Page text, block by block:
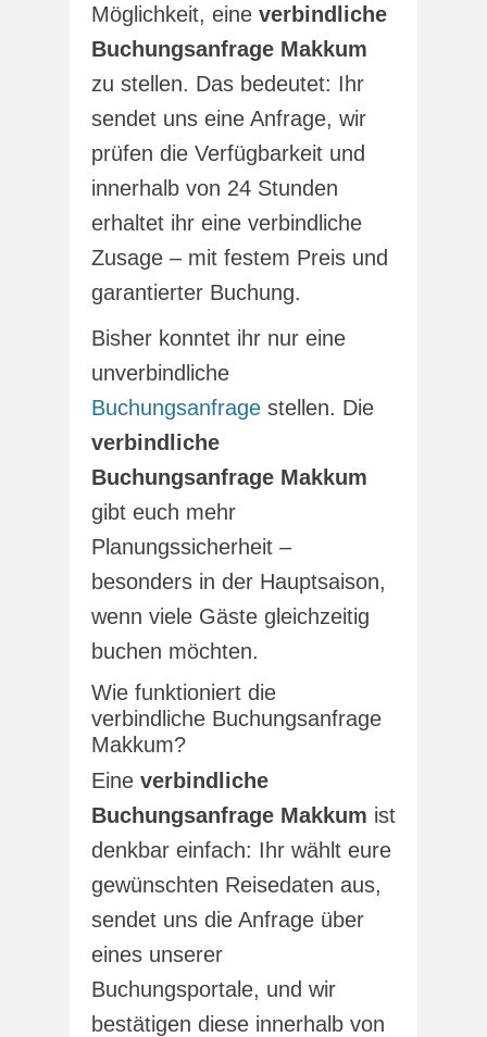
Möglichkeit, eine verbindliche
Buchungsanfrage Makkum
zu stellen. Das bedeutet: Ihr
sendet uns eine Anfrage, wir
prüfen die Verfügbarkeit und
innerhalb von 24 Stunden
erhaltet ihr eine verbindliche
Zusage – mit festem Preis und
garantierter Buchung.
Bisher konntet ihr nur eine
unverbindliche
Buchungsanfrage stellen. Die
verbindliche
Buchungsanfrage Makkum
gibt euch mehr
Planungssicherheit –
besonders in der Hauptsaison,
wenn viele Gäste gleichzeitig
buchen möchten.
Wie funktioniert die
verbindliche Buchungsanfrage
Makkum?
Eine verbindliche
Buchungsanfrage Makkum ist
denkbar einfach: Ihr wählt eure
gewünschten Reisedaten aus,
sendet uns die Anfrage über
eines unserer
Buchungsportale, und wir
bestätigen diese innerhalb von